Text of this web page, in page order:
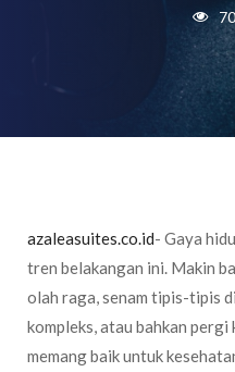
azaleasuites.co.id- Gaya
tren belakangan ini. Makin
olah raga, senam tipis-tipis
kompleks, atau bahkan
memang baik untuk